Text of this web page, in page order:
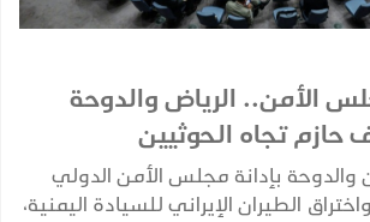
الأمن.. الرياض والدوحة
حازم تجاه الحوثيين
والدوحة بإدانة مجلس الأمن الدولي
الطيران الإيراني للسيادة اليمنية،